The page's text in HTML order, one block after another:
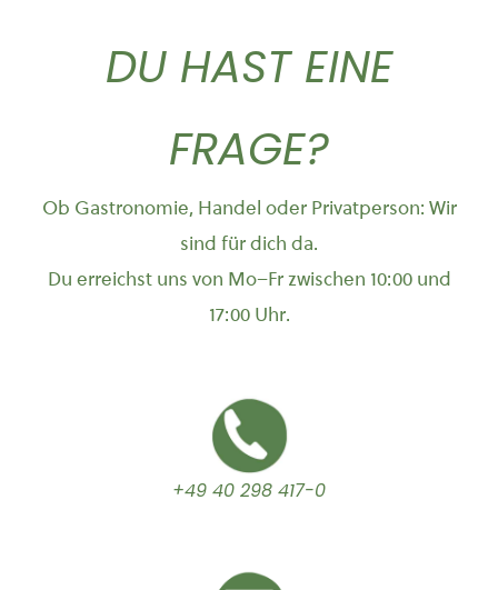
DU HAST EINE
FRAGE?
Ob Gastronomie, Handel oder Privatperson: Wir
sind für dich da.
Du erreichst uns von Mo–Fr zwischen 10:00 und
17:00 Uhr.
+49 40 298 417-0